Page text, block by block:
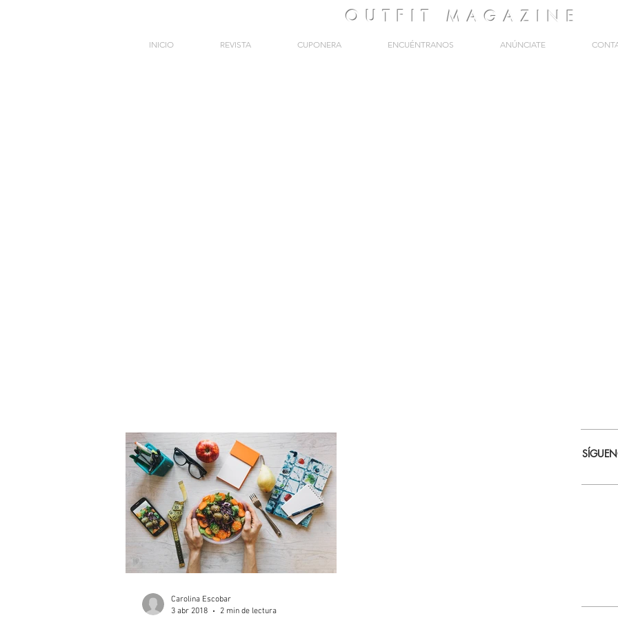
OUTFIT MAGAZINE
INICIO REVISTA CUPONERA ENCUÉNTRANOS ANÚNCIATE
Carolina Escobar
3 abr 2018
2 min de lectura